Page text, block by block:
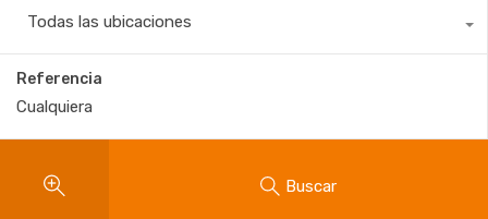
Todas las ubicaciones
Referencia
Buscar